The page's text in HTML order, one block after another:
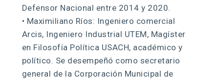
Defensor Nacional entre 2014 y 2020.
• Maximiliano Ríos: Ingeniero comercial
Arcis, Ingeniero Industrial UTEM, Magíster
en Filosofía Política USACH, académico y
político. Se desempeñó como secretario
general de la Corporación Municipal de